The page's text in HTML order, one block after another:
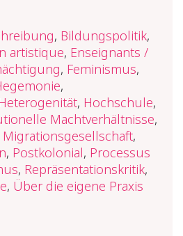
, Bildungspolitik,
artistique, Enseignants /
, Feminismus,
,
, Hochschule,
Machtverhältnisse,
Migrationsgesellschaft,
, Postkolonial, Processus
, Repräsentationskritik,
, Über die eigene Praxis